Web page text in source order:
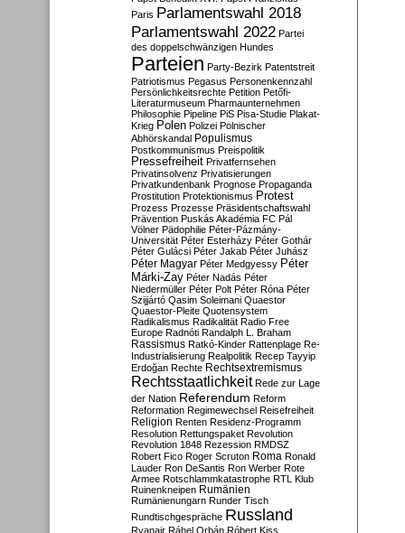
Paris Parlamentswahl 2018
Parlamentswahl 2022 Partei
des doppelschwänzigen Hundes
Parteien Party-Bezirk Patentstreit
Patriotismus Pegasus Personenkennzahl
Persönlichkeitsrechte Petition Petőfi-
Literaturmuseum Pharmaunternehmen
Philosophie Pipeline PiS Pisa-Studie Plakat-
Krieg Polen Polizei Polnischer
Abhörskandal Populismus
Postkommunismus Preispolitik
Pressefreiheit Privatfernsehen
Privatinsolvenz Privatisierungen
Privatkundenbank Prognose Propaganda
Prostitution Protektionismus Protest
Prozess Prozesse Präsidentschaftswahl
Prävention Puskás Akadémia FC Pál
Völner Pädophilie Péter-Pázmány-
Universität Péter Esterházy Péter Gothár
Péter Gulácsi Péter Jakab Péter Juhász
Péter Magyar Péter Medgyessy Péter
Márki-Zay Péter Nadás Péter
Niedermüller Péter Polt Péter Róna Péter
Szijjártó Qasim Soleimani Quaestor
Quaestor-Pleite Quotensystem
Radikalismus Radikalität Radio Free
Europe Radnóti Randalph L. Braham
Rassismus Ratkó-Kinder Rattenplage Re-
Industrialisierung Realpolitik Recep Tayyip
Erdoğan Rechte Rechtsextremismus
Rechtsstaatlichkeit Rede zur Lage
der Nation Referendum Reform
Reformation Regimewechsel Reisefreiheit
Religion Renten Residenz-Programm
Resolution Rettungspaket Revolution
Revolution 1848 Rezession RMDSZ
Robert Fico Roger Scruton Roma Ronald
Lauder Ron DeSantis Ron Werber Rote
Armee Rotschlammkatastrophe RTL Klub
Ruinenkneipen Rumänien
Rumänienungarn Runder Tisch
Rundtischgespräche Russland
Ryanair Ráhel Orbán Róbert Kiss